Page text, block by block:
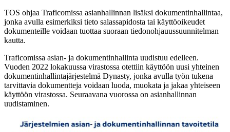
TOS ohjaa Traficomissa asianhallinnan lisäksi dokumentinhallintaa,
jonka avulla esimerkiksi tieto salassapidosta tai käyttöoikeudet
dokumenteille voidaan tuottaa suoraan tiedonohjauussuunnitelman
kautta.
Traficomissa asian- ja dokumentinhallinta uudistuu edelleen.
Vuoden 2022 lokakuussa virastossa otettiin käyttöön uusi yhteinen
dokumentinhallintajärjestelmä Dynasty, jonka avulla työn tukena
tarvittavia dokumentteja voidaan luoda, muokata ja jakaa yhteiseen
käyttöön virastossa. Seuraavana vuorossa on asianhallinnan
uudistaminen.